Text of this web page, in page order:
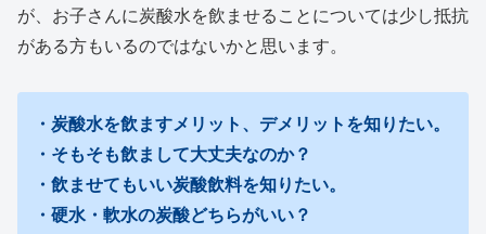
が、お子さんに炭酸水を飲ませることについては少し抵抗
がある方もいるのではないかと思います。
・炭酸水を飲ますメリット、デメリットを知りたい。
・そもそも飲まして大丈夫なのか？
・飲ませてもいい炭酸飲料を知りたい。
・硬水・軟水の炭酸どちらがいい？